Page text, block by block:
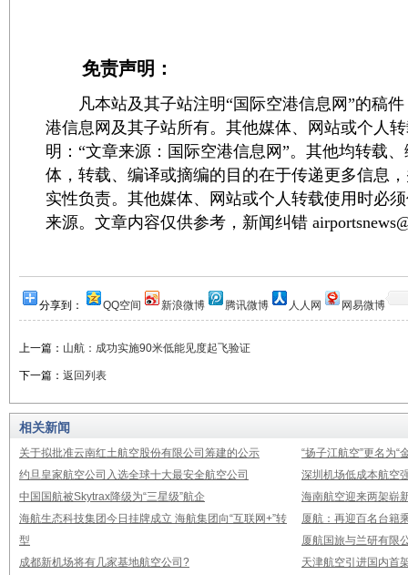
免责声明：
凡本站及其子站注明“国际空港信息网”的稿件
港信息网及其子站所有。其他媒体、网站或个人
明：“文章来源：国际空港信息网”。其他均转载
体，转载、编译或摘编的目的在于传递更多信息
实性负责。其他媒体、网站或个人转载使用时必
来源。文章内容仅供参考，新闻纠错
分享到： QQ空间 新浪微博 腾讯微博 人人网 网易微博
上一篇： 山航：成功实施90米低能见度起飞验证
下一篇： 返回列表
相关新闻
关于拟批准云南红土航空股份有限公司筹建的公示
“扬子江航空”更名为“
约旦皇家航空公司入选全球十大最安全航空公司
深圳机场低成本航空
中国国航被Skytrax降级为“三星级”航企
海南航空迎来两架崭
海航生态科技集团今日挂牌成立 海航集团向“互联网+”转
型
厦航：再迎百名台籍
厦航国旅与兰研有限
成都新机场将有几家基地航空公司?
天津航空引进国内首